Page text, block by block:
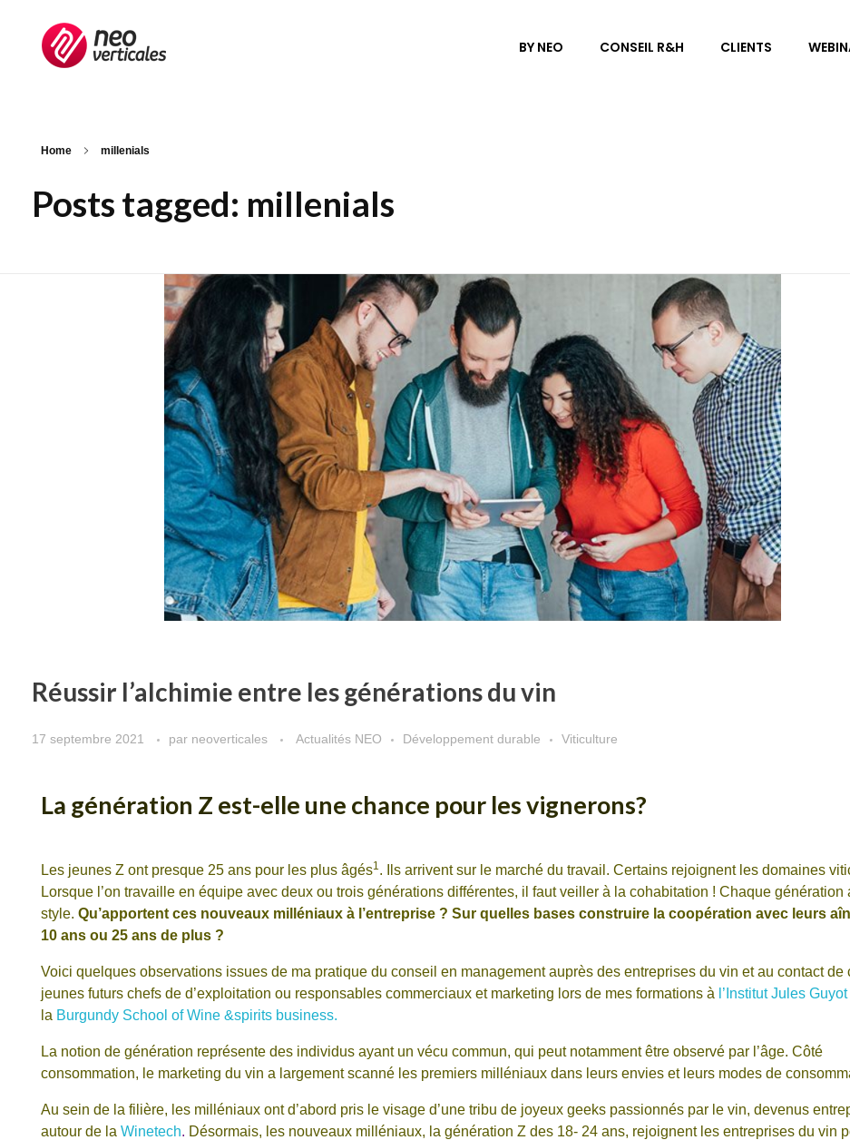
BY NEO CONSEIL R&H CLIENTS
Home millenials
Posts tagged: millenials
Réussir l’alchimie entre les générations du vin
17 septembre 2021 par neoverticales Actualités NEO Développement durable Viticulture
La génération Z est-elle une chance pour les vignerons?
Les jeunes Z ont presque 25 ans pour les plus âgés1 . Ils arrivent sur le marché du travail. Certains rejoignent les domaines
Lorsque l’on travaille en équipe avec deux ou trois générations différentes, il faut veiller à la cohabitation ! Chaque génération
style. Qu’apportent ces nouveaux milléniaux à l’entreprise ? Sur quelles bases construire la coopération avec leurs
10 ans ou 25 ans de plus ?
Voici quelques observations issues de ma pratique du conseil en management auprès des entreprises du vin et au contact de
jeunes futurs chefs de d’exploitation ou responsables commerciaux et marketing lors de mes formations à l’Institut Jules Guyot
la Burgundy School of Wine &spirits business.
La notion de génération représente des individus ayant un vécu commun, qui peut notamment être observé par l’âge. Côté
consommation, le marketing du vin a largement scanné les premiers milléniaux dans leurs envies et leurs modes de
Au sein de la filière, les milléniaux ont d’abord pris le visage d’une tribu de joyeux geeks passionnés par le vin, devenus
autour de la Winetech. Désormais, les nouveaux milléniaux, la génération Z des 18- 24 ans, rejoignent les entreprises du vin